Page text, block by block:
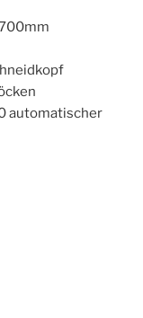
automatischer